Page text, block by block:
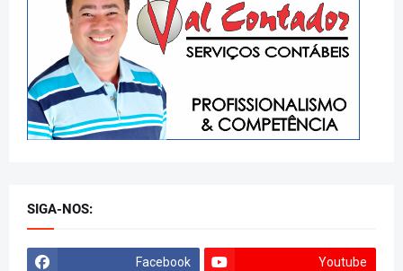
SIGA-NOS:
Facebook Youtube